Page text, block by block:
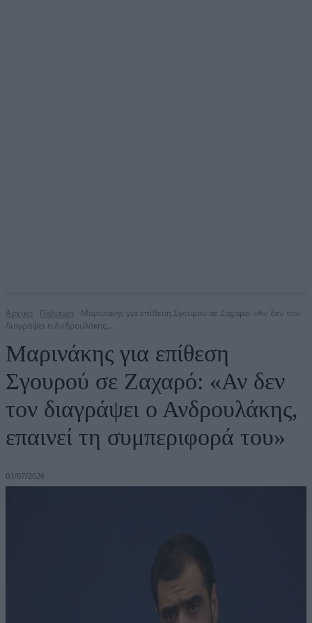
Αρχική Πολιτική
Μαρινάκης για επίθεση Σγουρού σε Ζαχαρό: «Αν δεν τον
διαγράψει ο Ανδρουλάκης,...
Μαρινάκης για επίθεση
Σγουρού σε Ζαχαρό: «Αν δεν
τον διαγράψει ο Ανδρουλάκης,
επαινεί τη συμπεριφορά του»
01/07/2026